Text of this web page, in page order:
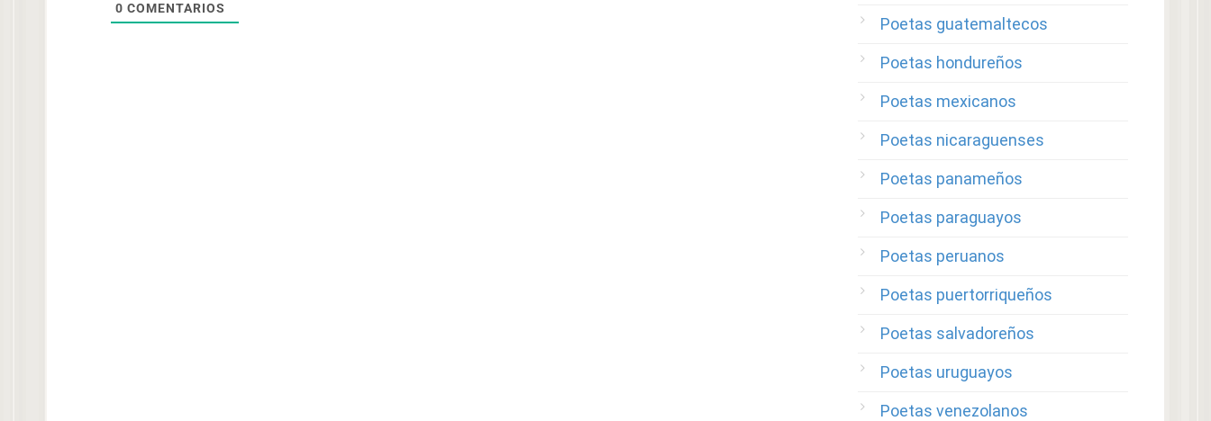
0 COMENTARIOS
Poetas guatemaltecos
Poetas hondureños
Poetas mexicanos
Poetas nicaraguenses
Poetas panameños
Poetas paraguayos
Poetas peruanos
Poetas puertorriqueños
Poetas salvadoreños
Poetas uruguayos
Poetas venezolanos